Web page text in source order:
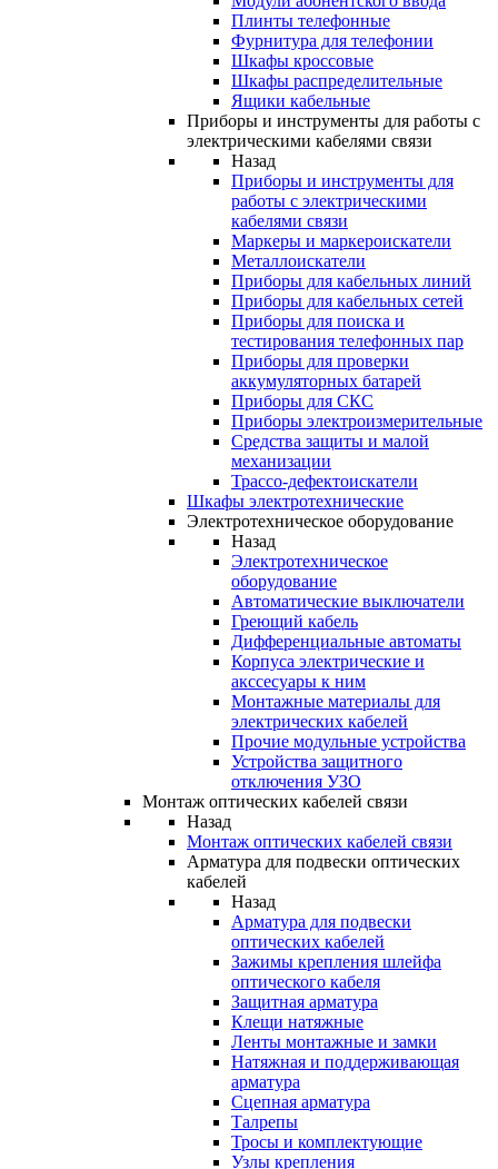
Плинты телефонные
Фурнитура для телефонии
Шкафы кроссовые
Шкафы распределительные
Ящики кабельные
Приборы и инструменты для работы с
электрическими кабелями связи
Назад
Приборы и инструменты для
работы с электрическими
кабелями связи
Маркеры и маркероискатели
Металлоискатели
Приборы для кабельных линий
Приборы для кабельных сетей
Приборы для поиска и
тестирования телефонных пар
Приборы для проверки
аккумуляторных батарей
Приборы для СКС
Приборы электроизмерительные
Средства защиты и малой
механизации
Трассо-дефектоискатели
Шкафы электротехнические
Электротехническое оборудование
Назад
Электротехническое
оборудование
Автоматические выключатели
Греющий кабель
Дифференциальные автоматы
Корпуса электрические и
акссесуары к ним
Монтажные материалы для
электрических кабелей
Прочие модульные устройства
Устройства защитного
отключения УЗО
Монтаж оптических кабелей связи
Назад
Монтаж оптических кабелей связи
Арматура для подвески оптических
кабелей
Назад
Арматура для подвески
оптических кабелей
Зажимы крепления шлейфа
оптического кабеля
Защитная арматура
Клещи натяжные
Ленты монтажные и замки
Натяжная и поддерживающая
арматура
Сцепная арматура
Талрепы
Тросы и комплектующие
Узлы крепления